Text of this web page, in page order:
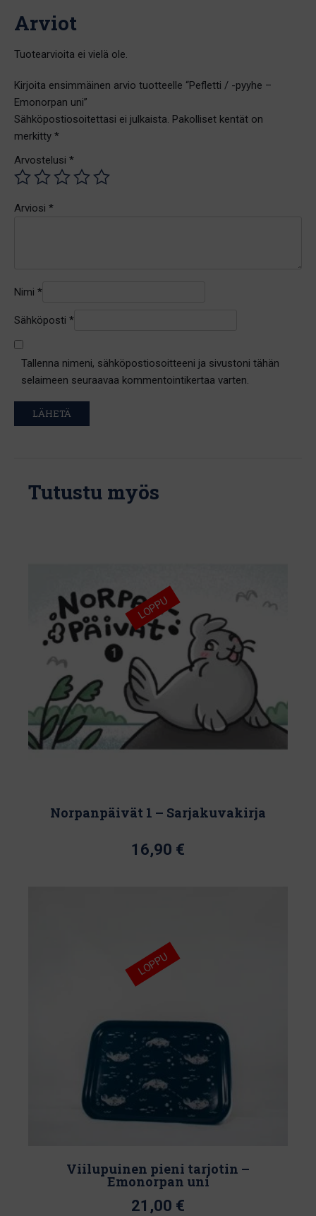
Arviot
Tuotearvioita ei vielä ole.
Kirjoita ensimmäinen arvio tuotteelle “Pefletti / -pyyhe –
Emonorpan uni”
Sähköpostiosoitettasi ei julkaista. Pakolliset kentät on
merkitty *
Arvostelusi *
Arviosi *
Nimi *
Sähköposti *
Tallenna nimeni, sähköpostiosoitteeni ja sivustoni tähän
selaimeen seuraavaa kommentointikertaa varten.
Tutustu myös
Norpanpäivät 1 – Sarjakuvakirja
16,90 €
LOPPU
Viilupuinen pieni tarjotin –
Emonorpan uni
21,00 €
LOPPU